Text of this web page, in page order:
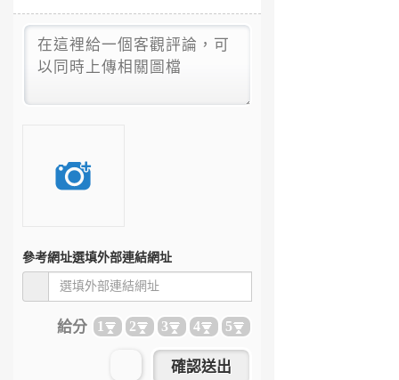
參考網址選填外部連結網址
給分 1 2 3 4 5